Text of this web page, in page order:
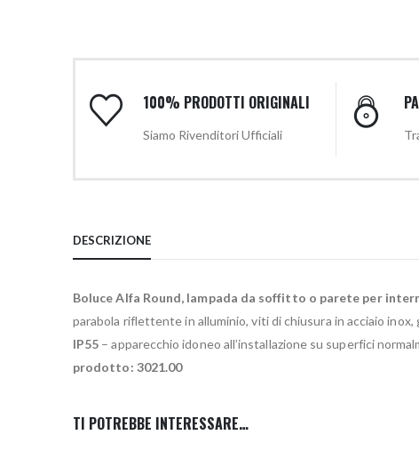
100% PRODOTTI ORIGINALI
Siamo Rivenditori Ufficiali
DESCRIZIONE
Boluce Alfa Round, lampada da soffitto o parete per
parabola riflettente in alluminio, viti di chiusura in acciaio
IP55 – apparecchio idoneo all’installazione su superfici
prodotto: 3021.00
TI POTREBBE INTERESSARE…